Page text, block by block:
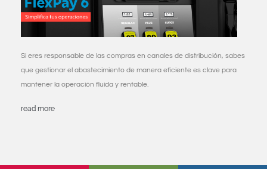
Si eres responsable de las compras en canales de distribución, sabes
que gestionar el abastecimiento de manera eficiente es clave para
mantener la operación fluida y rentable.
read more